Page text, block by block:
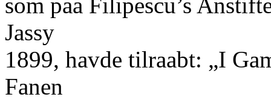
Jassy
1899, havde tilraabt: „I
Fanen